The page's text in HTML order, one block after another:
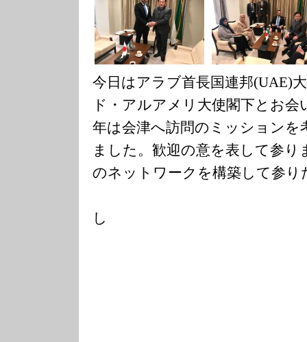
今日はアラブ首長国連邦(UAE)
ド・アルアメリ大使閣下とお
年は会津へ訪問のミッションを
ました。歓迎の意を表して参り
のネットワークを構築して参
し